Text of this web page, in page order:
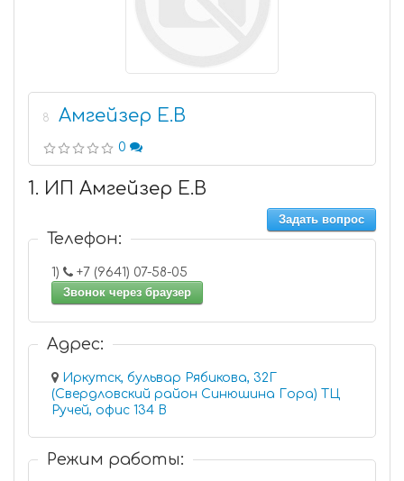
8 Амгейзер Е.В
0
1. ИП Амгейзер Е.В
Задать вопрос
Телефон:
1)
+7 (9641) 07-58-05
Звонок через браузер
Адрес:
Иркутск, бульвар Рябикова, 32Г
(Свердловский район Синюшина Гора) ТЦ
Ручей, офис 134 В
Режим работы: